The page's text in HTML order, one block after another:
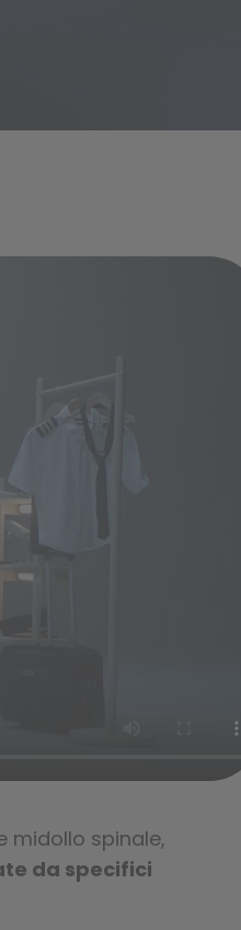
midollo spinale,
da specifici